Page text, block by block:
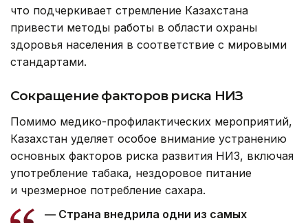
что подчеркивает стремление Казахстана
привести методы работы в области охраны
здоровья населения в соответствие с мировыми
стандартами.
Сокращение факторов риска НИЗ
Помимо медико-профилактических мероприятий,
Казахстан уделяет особое внимание устранению
основных факторов риска развития НИЗ, включая
употребление табака, нездоровое питание
и чрезмерное потребление сахара.
— Страна внедрила одни из самых